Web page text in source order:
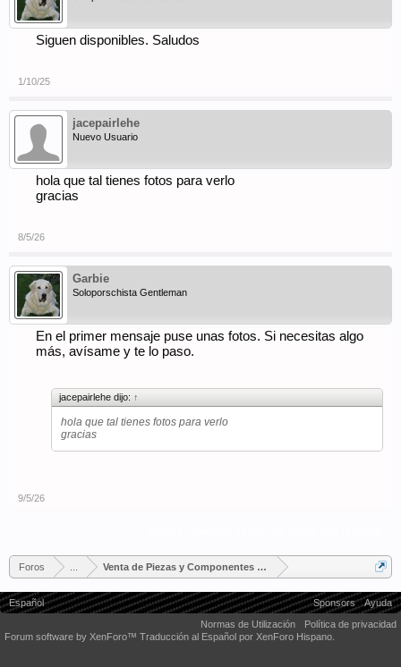
Siguen disponibles. Saludos
1/10/25
jacepairlehe
Nuevo Usuario
hola que tal tienes fotos para verlo
gracias
8/5/26
Garbie
Soloporschista Gentleman
En el primer mensaje puse unas fotos. Si necesitas algo
más, avísame y te lo paso.
jacepairlehe dijo: ↑
hola que tal tienes fotos para verlo
gracias
9/5/26
Foros Venta de Piezas y Componentes Porsche
Español Sponsors
Ayuda
Normas de Utilización
Política de privacidad
Forum software by XenForo™ Traducción al Español por XenForo Hispano.